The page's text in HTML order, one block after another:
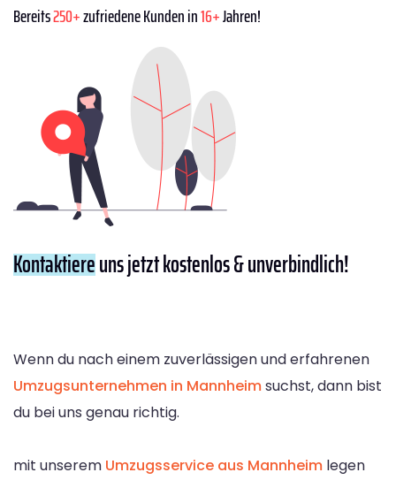
Bereits250+zufriedene Kunden in16+Jahren!
Kontaktiereuns jetzt kostenlos & unverbindlich!
Wenn du nach einem zuverlässigen und erfahrenen
Umzugsunternehmen in Mannheimsuchst, dann bist
du bei uns genau richtig.
mit unserem Umzugsservice aus Mannheim legen